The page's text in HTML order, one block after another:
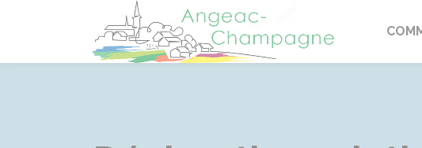
Angeac-